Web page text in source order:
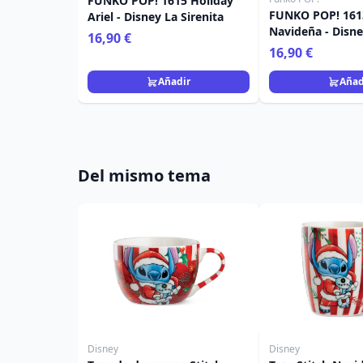
Ariel - Disney La Sirenita
16,90 €
Añadir
FUNKO POP!
Navideña -
16,90 €
Del mismo tema
Disney Disney